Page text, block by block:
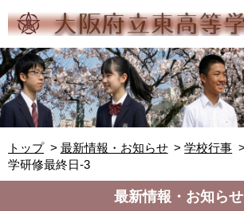
トップ 最新情報・お知らせ 学校行事
学研修最終日-3
最新情報・お知らせ